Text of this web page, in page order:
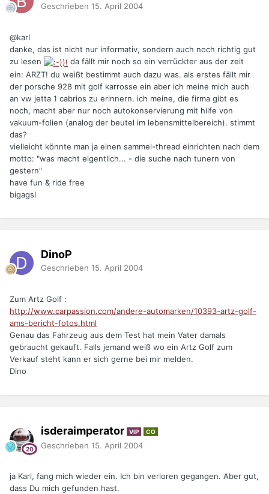
Geschrieben 15. April 2004
@karl
danke, das ist nicht nur informativ, sondern auch noch richtig gut
zu lesen
da fällt mir noch so ein verrückter aus der zeit
ein: ARZT! du weißt bestimmt auch dazu was. als erstes fällt mir
der porsche 928 mit golf karrosse ein aber ich meine mich auch
an vw jetta 1 cabrios zu erinnern. ich meine, die firma gibt es
noch, macht aber nur noch autokonservierung mit hilfe von
vakuum-folien (analog der beutel im lebensmittelbereich). stimmt
das?
vielleicht könnte man ja einen sammel-thread einrichten nach dem
motto: "was macht eigentlich... - die suche nach tunern von
gestern"
have fun & ride free
bigagsl
DinoP
Geschrieben 15. April 2004
Zum Artz Golf :
http://www.carpassion.com/andere-automarken/10393-artz-golf-
ams-bericht-fotos.html
Genau das Fahrzeug aus dem Test hat mein Vater damals
gebraucht gekauft. Falls jemand weiß wo ein Artz Golf zum
Verkauf steht kann er sich gerne bei mir melden.
Dino
isderaimperator VIP CO
Geschrieben 15. April 2004
ja Karl, fang mich wieder ein. Ich bin verloren gegangen. Aber gut,
dass Du mich gefunden hast.